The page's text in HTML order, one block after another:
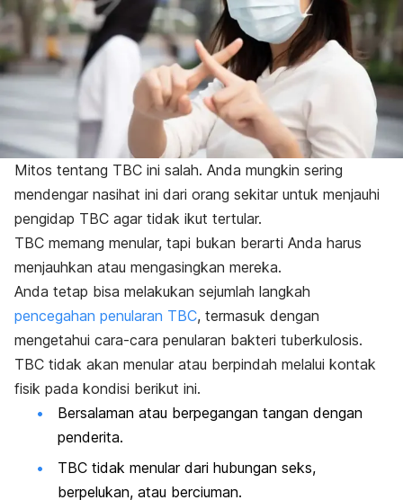
Mitos tentang TBC ini salah. Anda mungkin sering
mendengar nasihat ini dari orang sekitar untuk menjauhi
pengidap TBC agar tidak ikut tertular.
TBC memang menular, tapi bukan berarti Anda harus
menjauhkan atau mengasingkan mereka.
Anda tetap bisa melakukan sejumlah langkah
pencegahan penularan TBC, termasuk dengan
mengetahui cara-cara penularan bakteri tuberkulosis.
TBC tidak akan menular atau berpindah melalui kontak
fisik pada kondisi berikut ini.
Bersalaman atau berpegangan tangan dengan
penderita.
TBC tidak menular dari hubungan seks,
berpelukan, atau berciuman.